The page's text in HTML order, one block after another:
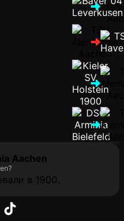
Aachen
в 1900.